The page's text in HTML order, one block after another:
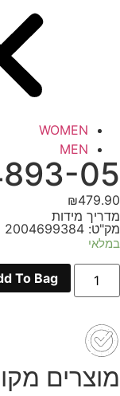
WOMEN
MEN
05 6
₪479.90
מדריך מידות
מק"ט: 2004699384
במלאי
כמות
384893-
To Bag
מוצרים